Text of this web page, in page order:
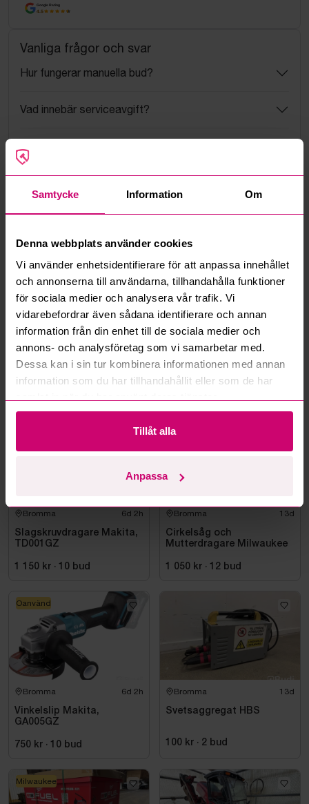
Samtycke Information Om
Denna webbplats använder cookies
Vi använder enhetsidentifierare för att anpassa innehållet
och annonserna till användarna, tillhandahålla funktioner
för sociala medier och analysera vår trafik. Vi
vidarebefordrar även sådana identifierare och annan
information från din enhet till de sociala medier och
annons- och analysföretag som vi samarbetar med.
Dessa kan i sin tur kombinera informationen med annan
information som du har tillhandahållit eller som de har
Tillåt alla
Anpassa
Google Rating
4.5
Vanliga frågor och svar
Hur fungerar manuella bud?
Vad innebär serviceavgift?
Kan ni frakta mina vunna objekt?
Läs fler frågor och svar
Mer från samma kategori
Bromma 6d 2h
Slagskruvdragare Makita,
TD001GZ
1 150 kr · 10 bud
Bromma 13d
Cirkelsåg och
Mutterdragare Milwaukee
1 050 kr · 12 bud
Milwaukee
Bromma 6d 2h
Vinkelslip Makita,
GA005GZ
750 kr · 10 bud
Oanvänd
Bromma 13d
Svetsaggregat HBS
100 kr · 2 bud
Milwaukee